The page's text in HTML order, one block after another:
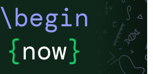
\begin
{now}